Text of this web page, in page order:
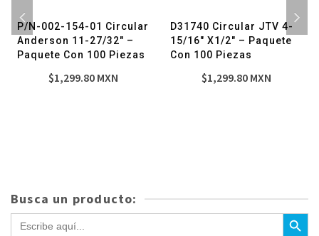
P/N-002-154-01 Circular
Anderson 11-27/32″ –
Paquete Con 100 Piezas
$1,299.80MXN
D31740 Circular JTV 4-
15/16″ X1/2″ – Paquete
Con 100 Piezas
$1,299.80MXN
Busca un producto:
Buscar: Botón de